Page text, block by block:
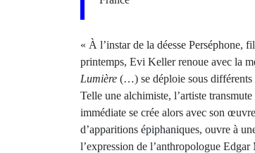
« À l’instar de la déesse Perséphone,
printemps, Evi Keller renoue avec la
Lumière (…) se déploie sous différents
Telle une alchimiste, l’artiste
immédiate se crée alors avec son
d’apparitions épiphaniques, ouvre à
l’expression de l’anthropologue Edgar